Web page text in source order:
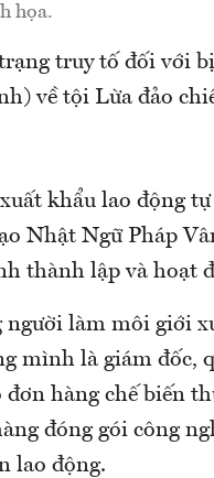
họa.
truy tố đối với
về tội Lừa đảo
khẩu lao động
Nhật Ngữ Pháp
thành lập và hoạt
làm môi giới
mình là giám đốc,
hàng chế biến
đóng gói công
lao động.